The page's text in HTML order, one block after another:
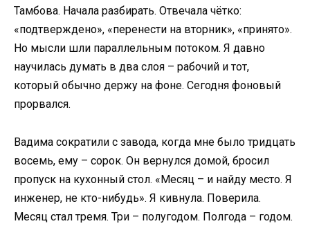
Тамбова. Начала разбирать. Отвечала чётко:
«подтверждено», «перенести на вторник», «принято».
Но мысли шли параллельным потоком. Я давно
научилась думать в два слоя – рабочий и тот,
который обычно держу на фоне. Сегодня фоновый
прорвался.
Вадима сократили с завода, когда мне было тридцать
восемь, ему – сорок. Он вернулся домой, бросил
пропуск на кухонный стол. «Месяц – и найду место. Я
инженер, не кто-нибудь». Я кивнула. Поверила.
Месяц стал тремя. Три – полугодом. Полгода – годом.